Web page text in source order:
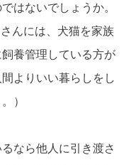
はないでしょうか。
んには、犬猫を家族
養管理している方が
よりいい暮らしをし
）
なら他人に引き渡さ